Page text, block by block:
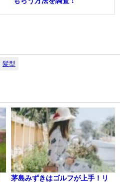
髪型
茅島みずきはゴルフが上手！リ